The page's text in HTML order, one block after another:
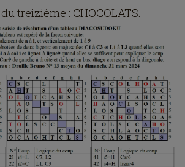
treizième : CHOCOLATS.